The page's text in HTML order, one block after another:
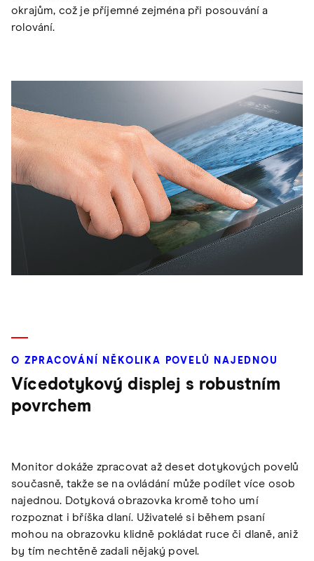
okrajům, což je příjemné zejména při posouvání a
rolování.
O ZPRACOVÁNÍ NĚKOLIKA POVELŮ NAJEDNOU
Vícedotykový displej s robustním
povrchem
Monitor dokáže zpracovat až deset dotykových povelů
současně, takže se na ovládání může podílet více osob
najednou. Dotyková obrazovka kromě toho umí
rozpoznat i bříška dlaní. Uživatelé si během psaní
mohou na obrazovku klidně pokládat ruce či dlaně, aniž
by tím nechtěně zadali nějaký povel.